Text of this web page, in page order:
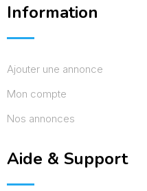
Information
Ajouter une annonce
Mon compte
Nos annonces
Aide & Support